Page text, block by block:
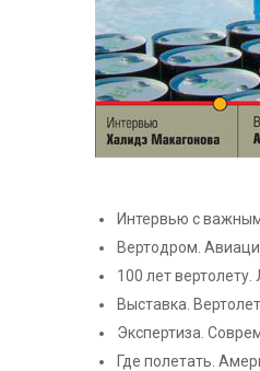
Интервью с
Вертодром.
100 лет
Выставка.
Экспертиза.
Где полетать.